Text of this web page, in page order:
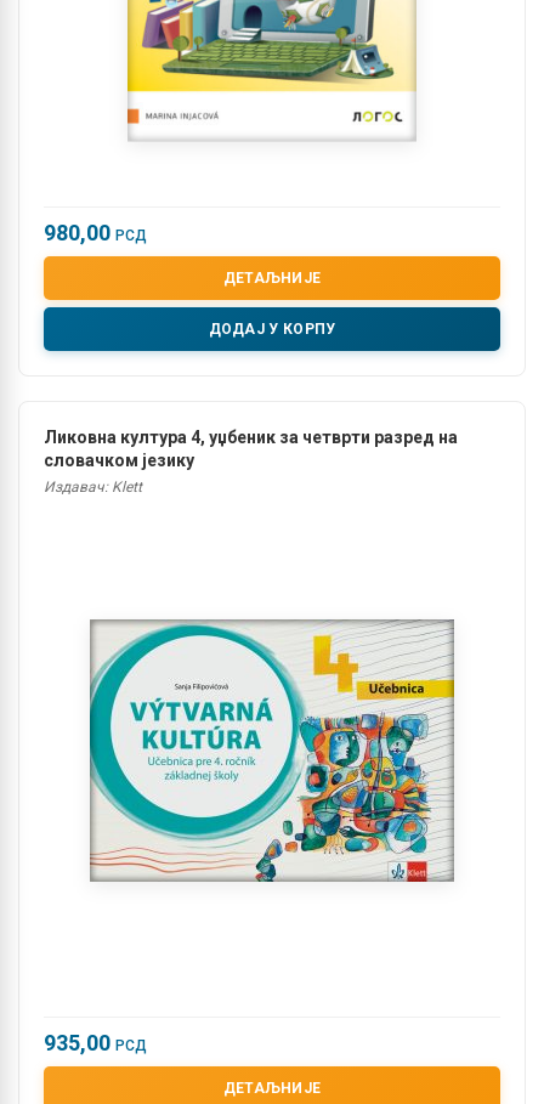
980,00 РСД
ДЕТАЉНИЈЕ
ДОДАЈ У КОРПУ
Ликовна култура 4, уџбеник за четврти разред на
словачком језику
Издавач: Klett
935,00 РСД
ДЕТАЉНИЈЕ